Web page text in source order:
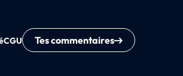
CGU Tes commentaires